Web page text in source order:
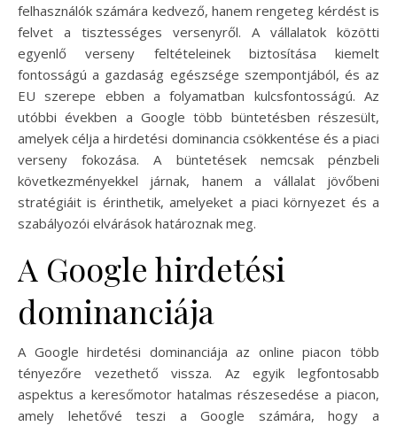
felhasználók számára kedvező, hanem rengeteg kérdést is
felvet a tisztességes versenyről. A vállalatok közötti
egyenlő verseny feltételeinek biztosítása kiemelt
fontosságú a gazdaság egészsége szempontjából, és az
EU szerepe ebben a folyamatban kulcsfontosságú. Az
utóbbi években a Google több büntetésben részesült,
amelyek célja a hirdetési dominancia csökkentése és a piaci
verseny fokozása. A büntetések nemcsak pénzbeli
következményekkel járnak, hanem a vállalat jövőbeni
stratégiáit is érinthetik, amelyeket a piaci környezet és a
szabályozói elvárások határoznak meg.
A Google hirdetési
dominanciája
A Google hirdetési dominanciája az online piacon több
tényezőre vezethető vissza. Az egyik legfontosabb
aspektus a keresőmotor hatalmas részesedése a piacon,
amely lehetővé teszi a Google számára, hogy a